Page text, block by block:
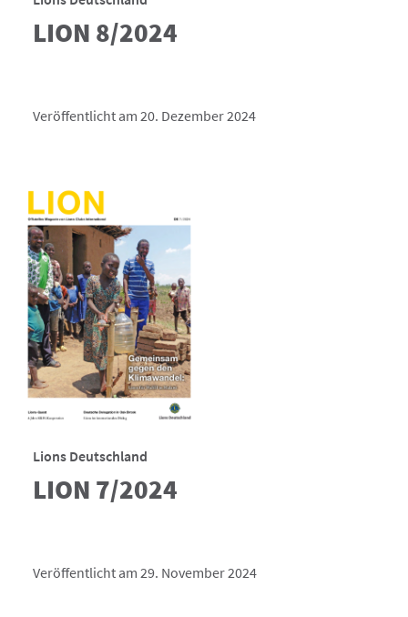
LION 8/2024
Veröffentlicht am 20. Dezember 2024
Lions Deutschland
LION 7/2024
Veröffentlicht am 29. November 2024